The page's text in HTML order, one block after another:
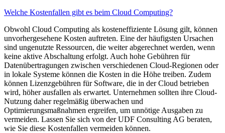
Welche Kostenfallen gibt es beim Cloud Computing?
Obwohl Cloud Computing als kosteneffiziente Lösung gilt, können
unvorhergesehene Kosten auftreten. Eine der häufigsten Ursachen
sind ungenutzte Ressourcen, die weiter abgerechnet werden, wenn
keine aktive Abschaltung erfolgt. Auch hohe Gebühren für
Datenübertragungen zwischen verschiedenen Cloud-Regionen oder
in lokale Systeme können die Kosten in die Höhe treiben. Zudem
können Lizenzgebühren für Software, die in der Cloud betrieben
wird, höher ausfallen als erwartet. Unternehmen sollten ihre Cloud-
Nutzung daher regelmäßig überwachen und
Optimierungsmaßnahmen ergreifen, um unnötige Ausgaben zu
vermeiden. Lassen Sie sich von der UDF Consulting AG beraten,
wie Sie diese Kostenfallen vermeiden können.